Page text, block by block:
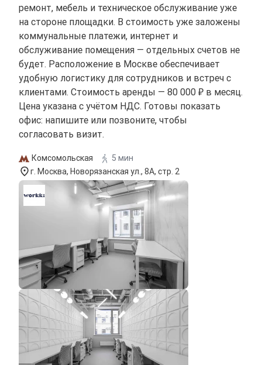
ремонт, мебель и техническое обслуживание уже
на стороне площадки. В стоимость уже заложены
коммунальные платежи, интернет и
обслуживание помещения — отдельных счетов не
будет. Расположение в Москве обеспечивает
удобную логистику для сотрудников и встреч с
клиентами. Стоимость аренды — 80 000 ₽ в месяц.
Цена указана с учётом НДС. Готовы показать
офис: напишите или позвоните, чтобы
согласовать визит.
Комсомольская
5 мин
г. Москва, Новорязанская ул., 8А, стр. 2